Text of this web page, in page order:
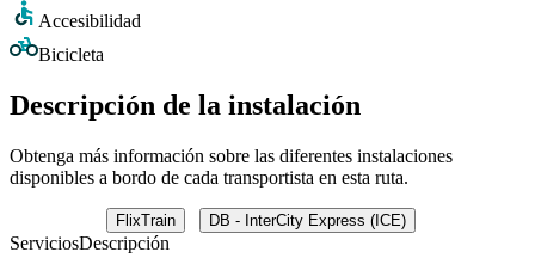
Accesibilidad
Bicicleta
Descripción de la instalación
Obtenga más información sobre las diferentes instalaciones
disponibles a bordo de cada transportista en esta ruta.
FlixTrain DB - InterCity Express (ICE)
ServiciosDescripción